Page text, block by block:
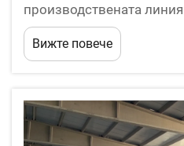
производствената
картонена ламарина;
бизнес по
функциониране на
и икономическа
повреда...
Вижте повече